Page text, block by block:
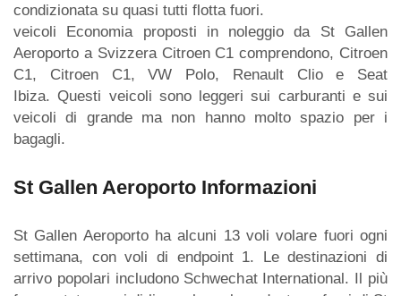
condizionata su quasi tutti flotta fuori.
veicoli Economia proposti in noleggio da St Gallen
Aeroporto a Svizzera Citroen C1 comprendono, Citroen
C1, Citroen C1, VW Polo, Renault Clio e Seat
Ibiza. Questi veicoli sono leggeri sui carburanti e sui
veicoli di grande ma non hanno molto spazio per i
bagagli.
St Gallen Aeroporto Informazioni
St Gallen Aeroporto ha alcuni 13 voli volare fuori ogni
settimana, con voli di endpoint 1. Le destinazioni di
arrivo popolari includono Schwechat International. Il più